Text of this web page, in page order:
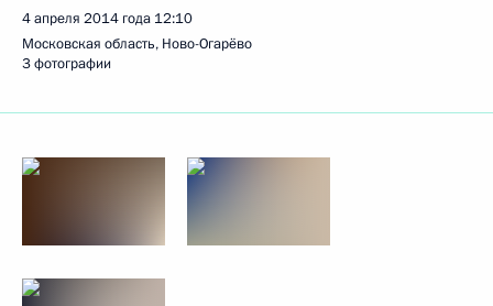
4 апреля 2014 года 12:10
Московская область, Ново-Огарёво
3 фотографии